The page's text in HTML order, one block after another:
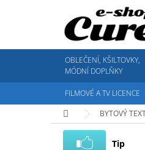
OBLEČENÍ, KŠILTOVKY,
MÓDNÍ DOPLŇKY
FILMOVÉ A TV LICENCE
Domů
BYTOVÝ
Tip